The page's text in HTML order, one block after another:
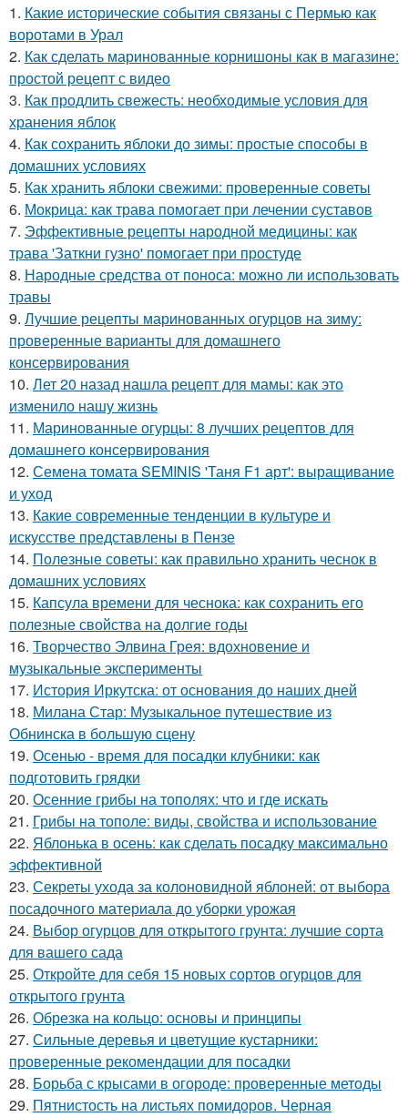
1. Какие исторические события связаны с Пермью как
воротами в Урал
2. Как сделать маринованные корнишоны как в магазине:
простой рецепт с видео
3. Как продлить свежесть: необходимые условия для
хранения яблок
4. Как сохранить яблоки до зимы: простые способы в
домашних условиях
5. Как хранить яблоки свежими: проверенные советы
6. Мокрица: как трава помогает при лечении суставов
7. Эффективные рецепты народной медицины: как
трава 'Заткни гузно' помогает при простуде
8. Народные средства от поноса: можно ли использовать
травы
9. Лучшие рецепты маринованных огурцов на зиму:
проверенные варианты для домашнего
консервирования
10. Лет 20 назад нашла рецепт для мамы: как это
изменило нашу жизнь
11. Маринованные огурцы: 8 лучших рецептов для
домашнего консервирования
12. Семена томата SEMINIS 'Таня F1 арт': выращивание
и уход
13. Какие современные тенденции в культуре и
искусстве представлены в Пензе
14. Полезные советы: как правильно хранить чеснок в
домашних условиях
15. Капсула времени для чеснока: как сохранить его
полезные свойства на долгие годы
16. Творчество Элвина Грея: вдохновение и
музыкальные эксперименты
17. История Иркутска: от основания до наших дней
18. Милана Стар: Музыкальное путешествие из
Обнинска в большую сцену
19. Осенью - время для посадки клубники: как
подготовить грядки
20. Осенние грибы на тополях: что и где искать
21. Грибы на тополе: виды, свойства и использование
22. Яблонька в осень: как сделать посадку максимально
эффективной
23. Секреты ухода за колоновидной яблоней: от выбора
посадочного материала до уборки урожая
24. Выбор огурцов для открытого грунта: лучшие сорта
для вашего сада
25. Откройте для себя 15 новых сортов огурцов для
открытого грунта
26. Обрезка на кольцо: основы и принципы
27. Сильные деревья и цветущие кустарники:
проверенные рекомендации для посадки
28. Борьба с крысами в огороде: проверенные методы
29. Пятнистость на листьях помидоров. Черная